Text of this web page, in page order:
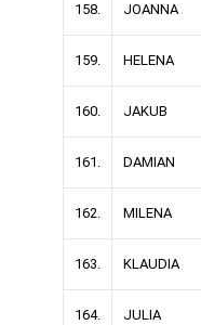
158. JOANNA
159. HELENA
160. JAKUB
161. DAMIAN
162. MILENA
163. KLAUDIA
164. JULIA